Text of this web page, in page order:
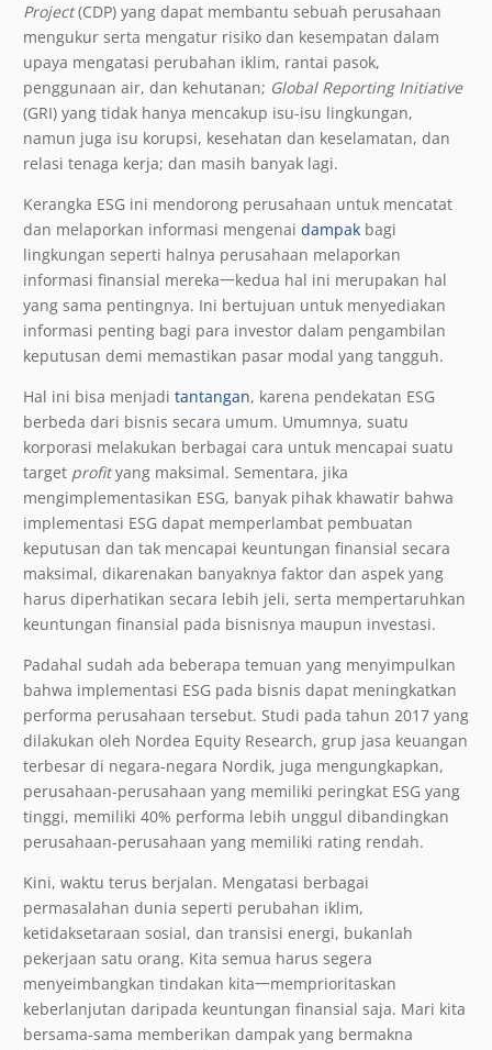
Project(CDP) yang dapat membantu sebuah perusahaan
mengukur serta mengatur risiko dan kesempatan dalam
upaya mengatasi perubahan iklim, rantai pasok,
penggunaan air, dan kehutanan; Global Reporting Initiative
(GRI) yang tidak hanya mencakup isu-isu lingkungan,
namun juga isu korupsi, kesehatan dan keselamatan, dan
relasi tenaga kerja; dan masih banyak lagi.
Kerangka ESG ini mendorong perusahaan untuk mencatat
dan melaporkan informasi mengenai dampak bagi
lingkungan seperti halnya perusahaan melaporkan
informasi finansial mereka一kedua hal ini merupakan hal
yang sama pentingnya. Ini bertujuan untuk menyediakan
informasi penting bagi para investor dalam pengambilan
keputusan demi memastikan pasar modal yang tangguh.
Hal ini bisa menjadi tantangan, karena pendekatan ESG
berbeda dari bisnis secara umum. Umumnya, suatu
korporasi melakukan berbagai cara untuk mencapai suatu
target profityang maksimal. Sementara, jika
mengimplementasikan ESG, banyak pihak khawatir bahwa
implementasi ESG dapat memperlambat pembuatan
keputusan dan tak mencapai keuntungan finansial secara
maksimal, dikarenakan banyaknya faktor dan aspek yang
harus diperhatikan secara lebih jeli, serta mempertaruhkan
keuntungan finansial pada bisnisnya maupun investasi.
Padahal sudah ada beberapa temuan yang menyimpulkan
bahwa implementasi ESG pada bisnis dapat meningkatkan
performa perusahaan tersebut. Studi pada tahun 2017 yang
dilakukan oleh Nordea Equity Research, grup jasa keuangan
terbesar di negara-negara Nordik, juga mengungkapkan,
perusahaan-perusahaan yang memiliki peringkat ESG yang
tinggi, memiliki 40% performa lebih unggul dibandingkan
perusahaan-perusahaan yang memiliki rating rendah.
Kini, waktu terus berjalan. Mengatasi berbagai
permasalahan dunia seperti perubahan iklim,
ketidaksetaraan sosial, dan transisi energi, bukanlah
pekerjaan satu orang. Kita semua harus segera
menyeimbangkan tindakan kita一memprioritaskan
keberlanjutan daripada keuntungan finansial saja. Mari kita
bersama-sama memberikan dampak yang bermakna